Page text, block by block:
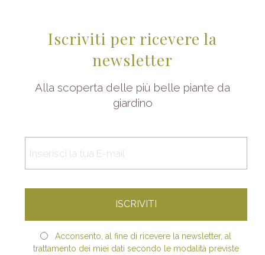
Iscriviti per ricevere la
newsletter
Alla scoperta delle più belle piante da
giardino
Acconsento, al fine di ricevere la newsletter, al
trattamento dei miei dati secondo le modalità previste